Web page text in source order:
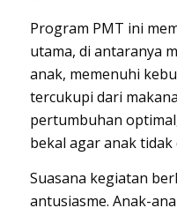
Program PMT ini
utama, di antaranya
anak, memenuhi
tercukupi dari
pertumbuhan
bekal agar anak tidak
Suasana kegiatan
antusiasme. Anak-